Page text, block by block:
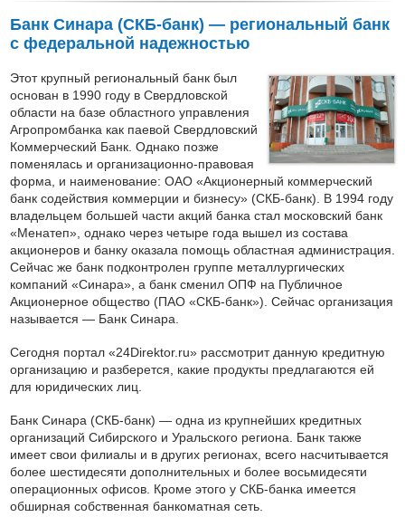
Банк Синара (СКБ-банк) — региональный банк
с федеральной надежностью
Этот крупный региональный банк был
основан в 1990 году в Свердловской
области на базе областного управления
Агропромбанка как паевой Свердловский
Коммерческий Банк. Однако позже
поменялась и организационно-правовая
форма, и наименование: ОАО «Акционерный коммерческий
банк содействия коммерции и бизнесу» (СКБ-банк). В 1994 году
владельцем большей части акций банка стал московский банк
«Менатеп», однако через четыре года вышел из состава
акционеров и банку оказала помощь областная администрация.
Сейчас же банк подконтролен группе металлургических
компаний «Синара», а банк сменил ОПФ на Публичное
Акционерное общество (ПАО «СКБ-банк»). Сейчас организация
называется — Банк Синара.
Сегодня портал «24Direktor.ru» рассмотрит данную кредитную
организацию и разберется, какие продукты предлагаются ей
для юридических лиц.
Банк Синара (СКБ-банк) — одна из крупнейших кредитных
организаций Сибирского и Уральского региона. Банк также
имеет свои филиалы и в других регионах, всего насчитывается
более шестидесяти дополнительных и более восьмидесяти
операционных офисов. Кроме этого у СКБ-банка имеется
обширная собственная банкоматная сеть.